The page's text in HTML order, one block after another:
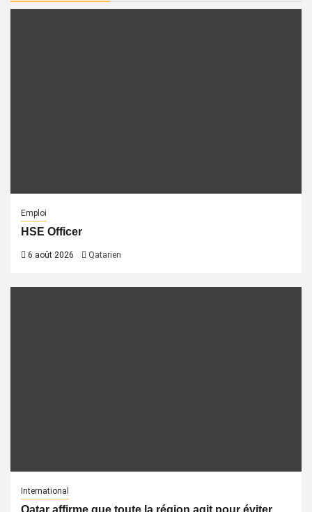
Emploi
HSE Officer
6 août 2026 Qatarien
International
Qatar affirme que toute la région agit pour éviter